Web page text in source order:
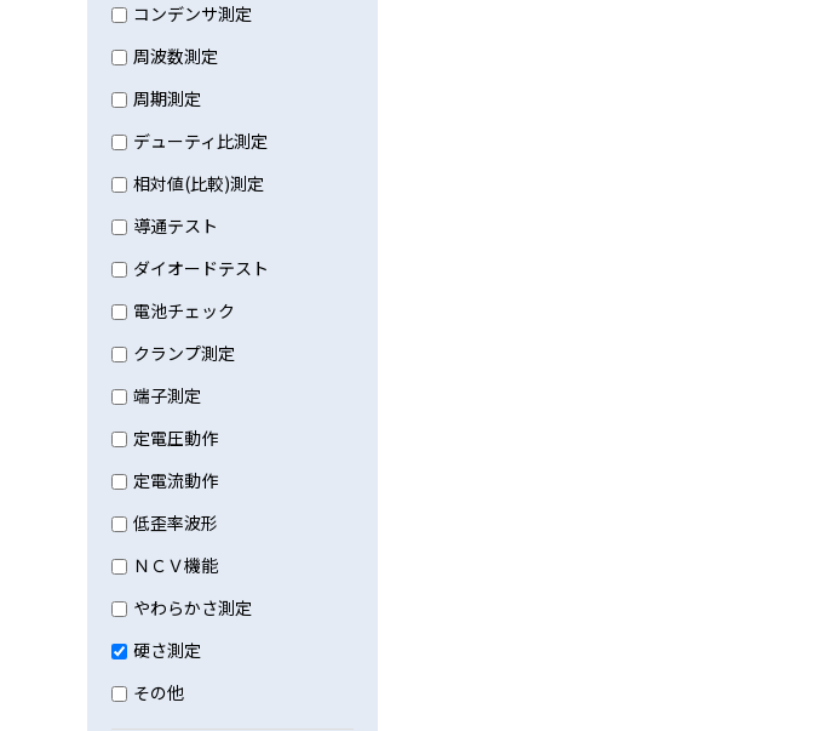
コンデンサ測定
周波数測定
周期測定
デューティ比測定
相対値(比較)測定
導通テスト
ダイオードテスト
電池チェック
クランプ測定
端子測定
定電圧動作
定電流動作
低歪率波形
ＮＣＶ機能
やわらかさ測定
硬さ測定
その他